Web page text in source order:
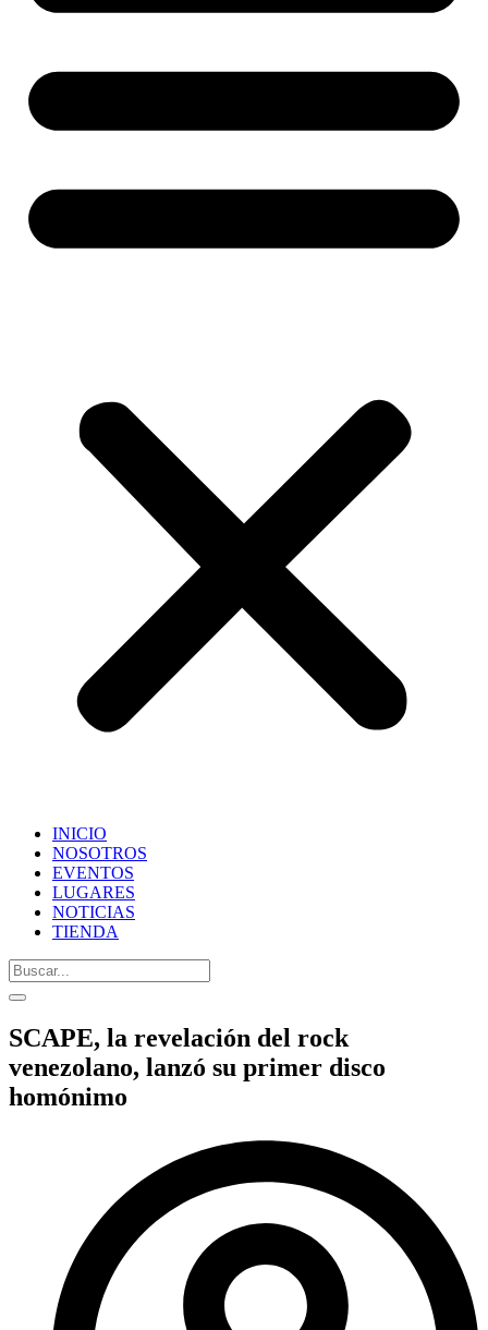
INICIO
NOSOTROS
EVENTOS
LUGARES
NOTICIAS
TIENDA
SCAPE, la revelación del rock
venezolano, lanzó su primer disco
homónimo